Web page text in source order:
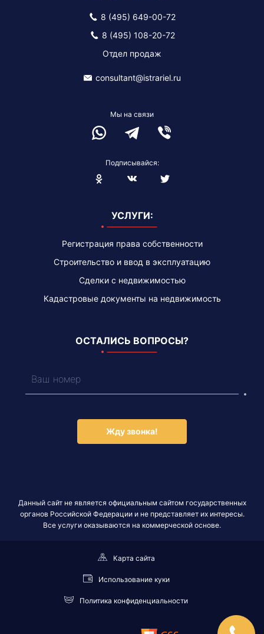
8 (495) 649-00-72
8 (495) 108-20-72
Отдел продаж
consultant@istrariel.ru
Мы на связи
Подписывайся:
Blogger
УСЛУГИ:
Регистрация права собственности
Строительство и ввод в эксплуатацию
Сделки с недвижимостью
Кадастровые документы на недвижимость
ОСТАЛИСЬ ВОПРОСЫ?
Жду звонка!
Данный сайт не является официальным сайтом государственных
органов Российской Федерации и не представляет их интересы.
Все услуги оказываются на коммерческой основе.
Карта сайта
Использование куки
Политика конфиденциальности